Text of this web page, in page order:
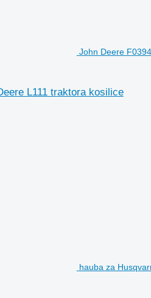
John Deere
L111 traktora kosilice
hauba za